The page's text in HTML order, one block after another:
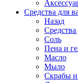
Средства для
Назад
Соль
Пена и
Масло
Мыло
Скрабы